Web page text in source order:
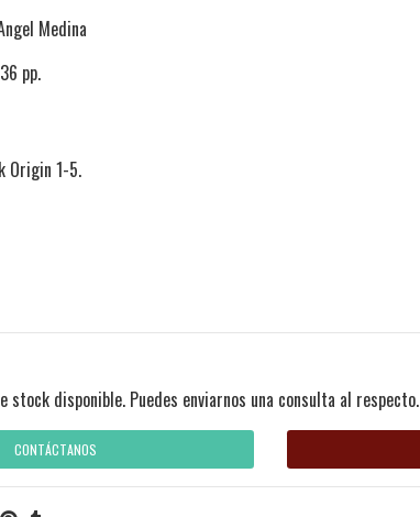
Medina
pp.
Origin 1-5.
stock disponible. Puedes enviarnos una consulta al respecto.
CONTÁCTANOS